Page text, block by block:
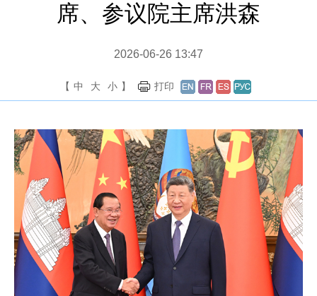
席、参议院主席洪森
2026-06-26 13:47
【 中 大 小 】 打印